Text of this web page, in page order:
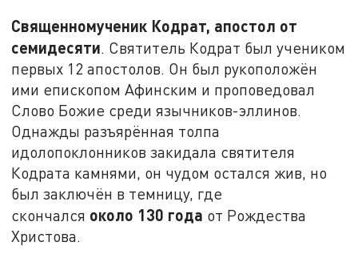
Священномученик Кодрат, апостол от
семидесяти. Святитель Кодрат был учеником
первых 12 апостолов. Он был рукоположён
ими епископом Афинским и проповедовал
Слово Божие среди язычников-эллинов.
Однажды разъярённая толпа
идолопоклонников закидала святителя
Кодрата камнями, он чудом остался жив, но
был заключён в темницу, где
скончался около 130 года от Рождества
Христова.